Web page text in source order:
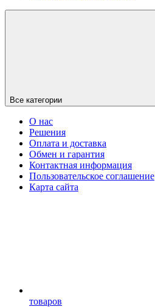
Все категории
О нас
Решения
Оплата и доставка
Обмен и гарантия
Контактная информация
Пользовательское соглашение
Карта сайта
товаров